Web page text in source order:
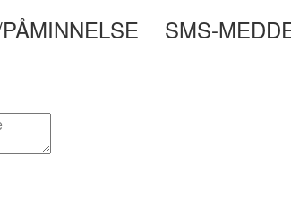
SMS-